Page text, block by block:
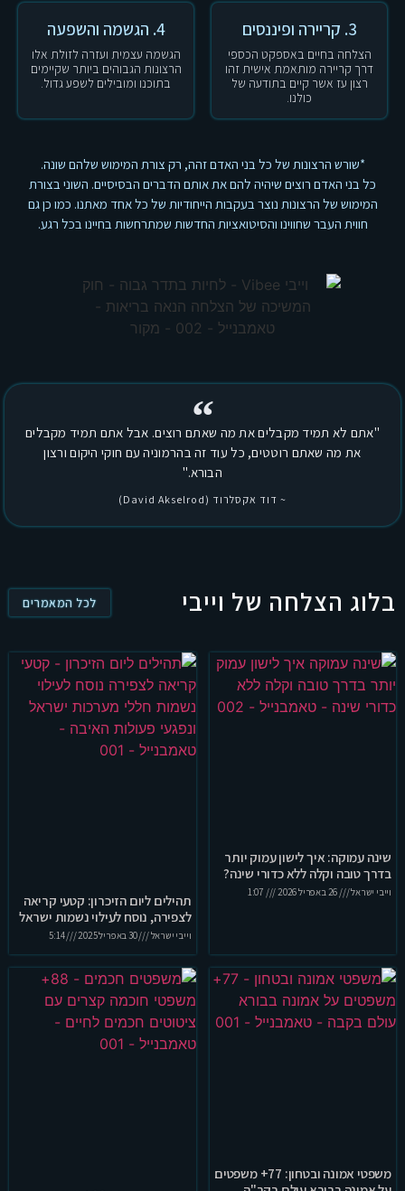
3. קריירה ופיננסים
הצלחה בחיים באספקט הכספי
דרך קריירה מותאמת אישית זהו
רצון עז אשר קיים בתודעה של
כולנו.
4. הגשמה והשפעה
הגשמה עצמית ועזרה לזולת אלו
הרצונות הגבוהים ביותר שקיימים
בתוכנו ומובילים לשפע גדול.
*שורש הרצונות של כל בני האדם זהה, רק צורת המימוש שלהם שונה.
כל בני האדם רוצים שיהיה להם את אותם הדברים הבסיסיים. השוני בצורת
המימוש של הרצונות נוצר בעקבות הייחודיות של כל אחד מאתנו. כמו כן גם
חווית העבר שחווינו והסיטואציות החדשות שמתרחשות בחיינו בכל רגע.
"אתם לא תמיד מקבלים את מה שאתם רוצים. אבל אתם תמיד מקבלים
את מה שאתם רוטטים, כל עוד זה בהרמוניה עם חוקי היקום ורצון
הבורא."
~ דוד אקסלרוד (David Akselrod)
בלוג הצלחה של וייבי לכל המאמרים
שינה עמוקה: איך לישון עמוק יותר
בדרך טובה וקלה ללא כדורי שינה?
וייבי ישראל
תהילים ליום הזיכרון: קטעי קריאה
לצפירה, נוסח לעילוי נשמות ישראל
וייבי ישראל 30 באפריל 2025 5:14
משפטי אמונה ובטחון: 77+ משפטים